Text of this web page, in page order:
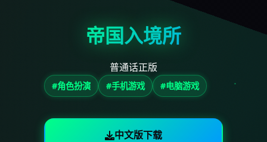
帝国入境所
普通话正版
#角色扮演 #手机游戏 #电脑游戏
中文版下载